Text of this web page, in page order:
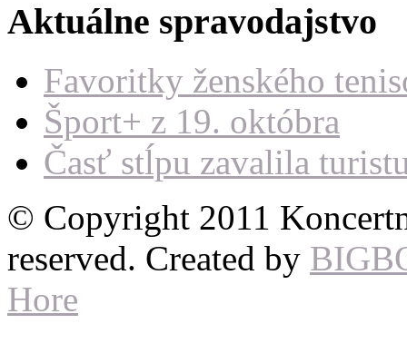
Aktuálne spravodajstvo
Favoritky ženského
Šport+ z 19. októbra
Časť stĺpu zavalila
© Copyright 2011
reserved. Created by
Hore